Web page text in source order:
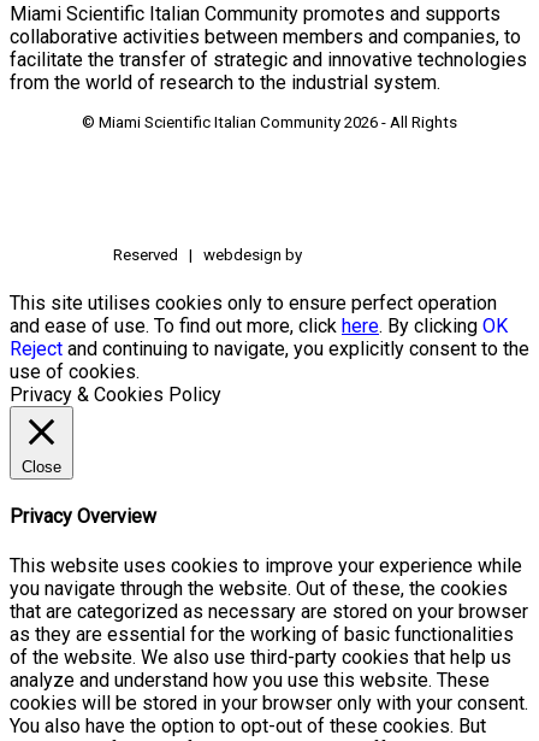
Miami Scientific Italian Community promotes and supports
collaborative activities between members and companies, to
facilitate the transfer of strategic and innovative technologies
from the world of research to the industrial system.
© Miami Scientific Italian Community 2026 - All Rights
Reserved | webdesign by
This site utilises cookies only to ensure perfect operation
and ease of use. To find out more, click here. By clicking OK
Reject and continuing to navigate, you explicitly consent to the
use of cookies.
Privacy & Cookies Policy
Close
Privacy Overview
This website uses cookies to improve your experience while
you navigate through the website. Out of these, the cookies
that are categorized as necessary are stored on your browser
as they are essential for the working of basic functionalities
of the website. We also use third-party cookies that help us
analyze and understand how you use this website. These
cookies will be stored in your browser only with your consent.
You also have the option to opt-out of these cookies. But